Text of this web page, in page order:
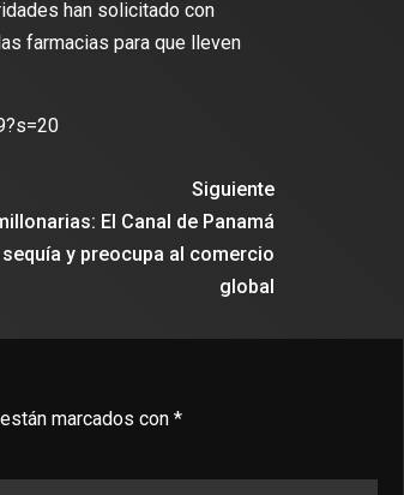
han solicitado con
farmacias para que lleven
Siguiente
El Canal de Panamá
y preocupa al comercio
global
marcados con *
Travis Scott lanza camiseta de
para el partido contra el Real Madrid